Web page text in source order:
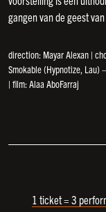
gangen van de geest
direction: Mayar Alexan |
Smokable (Hypnotize, Lau)
| film: Alaa AboFarraj
1 ticket = 3